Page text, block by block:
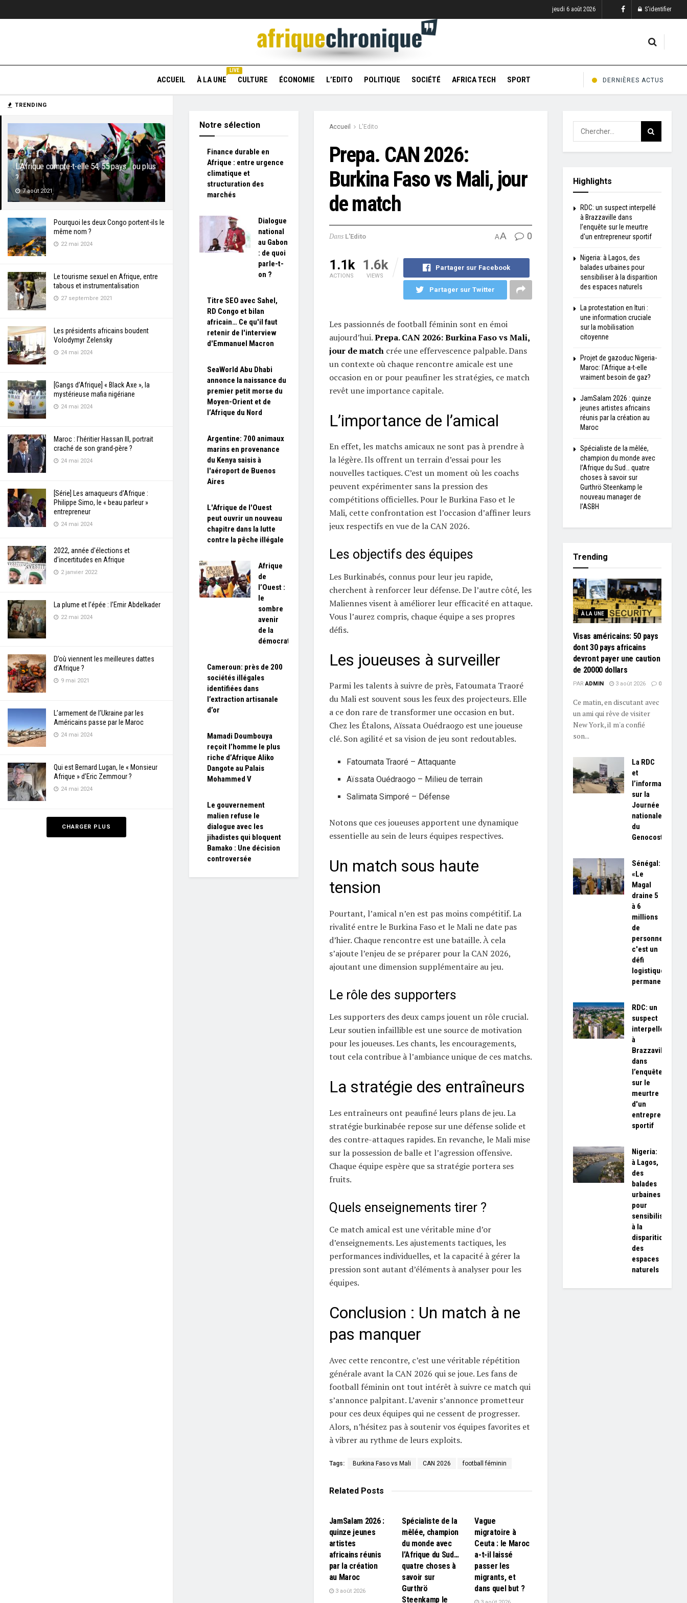
TRENDING
L’Afrique compte-t-elle 54, 55 pays… ou plus
?
7 août 2021
Pourquoi les deux Congo portent-ils le
même nom ?
22 mai 2024
Le tourisme sexuel en Afrique, entre
tabous et instrumentalisation
27 septembre 2021
Les présidents africains boudent
Volodymyr Zelensky
24 mai 2024
[Gangs d’Afrique] « Black Axe », la
mystérieuse mafia nigériane
24 mai 2024
Maroc : l’héritier Hassan III, portrait
craché de son grand-père ?
24 mai 2024
[Série] Les arnaqueurs d’Afrique :
Philippe Simo, le « beau parleur »
entrepreneur
24 mai 2024
2022, année d’élections et
d’incertitudes en Afrique
2 janvier 2022
La plume et l’épée : l’Emir Abdelkader
22 mai 2024
D’où viennent les meilleures dattes
d’Afrique ?
9 mai 2021
L’armement de l’Ukraine par les
Américains passe par le Maroc
24 mai 2024
Qui est Bernard Lugan, le « Monsieur
Afrique » d’Eric Zemmour ?
24 mai 2024
CHARGER PLUS
jeudi 6 août 2026 S'identifier
ACCUEIL À LA UNE
LIVE
CULTURE ÉCONOMIE L’EDITO POLITIQUE SOCIÉTÉ AFRICA TECH SPORT DERNIÈRES ACTUS
Accueil L'Edito
Prepa. CAN 2026:
Burkina Faso vs Mali, jour
de match
Dans L'Edito AA 0
1.1k
ACTIONS
1.6k
VIEWS
Partager sur Facebook
Partager sur Twitter
Les passionnés de football féminin sont en émoi
aujourd’hui.Prepa. CAN 2026: Burkina Faso vs Mali,
jour de matchcrée une effervescence palpable. Dans
un contexte où chaque rencontre amicale est une
occasion en or pour peaufiner les stratégies, ce match
revêt une importance capitale.
L’importance de l’amical
En effet, les matchs amicaux ne sont pas à prendre à
la légère. Ils offrent un terrain d’essai pour les
nouvelles tactiques. C’est un moment où les coachs
peuvent expérimenter sans la pression des
compétitions officielles. Pour le Burkina Faso et le
Mali, cette confrontation est l’occasion d’affiner leurs
jeux respectifs en vue de la CAN 2026.
Les objectifs des équipes
Les Burkinabés, connus pour leur jeu rapide,
cherchent à renforcer leur défense. De l’autre côté, les
Maliennes visent à améliorer leur efficacité en attaque.
Vous l’aurez compris, chaque équipe a ses propres
défis.
Les joueuses à surveiller
Parmi les talents à suivre de près, Fatoumata Traoré
du Mali est souvent sous les feux des projecteurs. Elle
a ce don rare de transformer une occasion en but.
Chez les Étalons, Aïssata Ouédraogo est une joueuse
clé. Son agilité et sa vision de jeu sont redoutables.
Fatoumata Traoré – Attaquante
Aïssata Ouédraogo – Milieu de terrain
Salimata Simporé – Défense
Notons que ces joueuses apportent une dynamique
essentielle au sein de leurs équipes respectives.
Un match sous haute
tension
Pourtant, l’amical n’en est pas moins compétitif. La
rivalité entre le Burkina Faso et le Mali ne date pas
d’hier. Chaque rencontre est une bataille. À cela
s’ajoute l’enjeu de se préparer pour la CAN 2026,
ajoutant une dimension supplémentaire au jeu.
Le rôle des supporters
Les supporters des deux camps jouent un rôle crucial.
Leur soutien infaillible est une source de motivation
pour les joueuses. Les chants, les encouragements,
tout cela contribue à l’ambiance unique de ces matchs.
La stratégie des entraîneurs
Les entraîneurs ont peaufiné leurs plans de jeu. La
stratégie burkinabée repose sur une défense solide et
des contre-attaques rapides. En revanche, le Mali mise
sur la possession de balle et l’agression offensive.
Chaque équipe espère que sa stratégie portera ses
fruits.
Quels enseignements tirer ?
Ce match amical est une véritable mine d’or
d’enseignements. Les ajustements tactiques, les
performances individuelles, et la capacité à gérer la
pression sont autant d’éléments à analyser pour les
équipes.
Conclusion : Un match à ne
pas manquer
Avec cette rencontre, c’est une véritable répétition
générale avant la CAN 2026 qui se joue. Les fans de
football féminin ont tout intérêt à suivre ce match qui
s’annonce palpitant. L’avenir s’annonce prometteur
pour ces deux équipes qui ne cessent de progresser.
Alors, n’hésitez pas à soutenir vos équipes favorites et
à vibrer au rythme de leurs exploits.
Tags: Burkina Faso vs Mali CAN 2026 football féminin
RelatedPosts
JamSalam 2026 :
quinze jeunes
artistes
africains réunis
par la création
au Maroc
3 août 2026
Spécialiste de la
mêlée, champion
du monde avec
l’Afrique du Sud…
quatre choses à
savoir sur
Gurthrö
Steenkamp le
Vague
migratoire à
Ceuta : le Maroc
a-t-il laissé
passer les
migrants, et
dans quel but ?
Notre sélection
Finance durable en
Afrique : entre urgence
climatique et
structuration des
marchés
Dialogue
national
au Gabon
: de quoi
parle-t-
on ?
Titre SEO avec Sahel,
RD Congo et bilan
africain… Ce qu'il faut
retenir de l'interview
d'Emmanuel Macron
SeaWorld Abu Dhabi
annonce la naissance du
premier petit morse du
Moyen-Orient et de
l’Afrique du Nord
Argentine: 700 animaux
marins en provenance
du Kenya saisis à
l'aéroport de Buenos
Aires
L'Afrique de l'Ouest
peut ouvrir un nouveau
chapitre dans la lutte
contre la pêche illégale
Afrique
de
l’Ouest :
le
sombre
avenir
de la
démocratie
Cameroun: près de 200
sociétés illégales
identifiées dans
l’extraction artisanale
d’or
Mamadi Doumbouya
reçoit l’homme le plus
riche d’Afrique Aliko
Dangote au Palais
Mohammed V
Le gouvernement
malien refuse le
dialogue avec les
jihadistes qui bloquent
Bamako : Une décision
controversée
Highlights
RDC: un suspect interpellé
à Brazzaville dans
l’enquête sur le meurtre
d'un entrepreneur sportif
Nigeria: à Lagos, des
balades urbaines pour
sensibiliser à la disparition
des espaces naturels
La protestation en Ituri :
une information cruciale
sur la mobilisation
citoyenne
Projet de gazoduc Nigeria-
Maroc: l'Afrique a-t-elle
vraiment besoin de gaz?
JamSalam 2026 : quinze
jeunes artistes africains
réunis par la création au
Maroc
Spécialiste de la mêlée,
champion du monde avec
l’Afrique du Sud… quatre
choses à savoir sur
Gurthrö Steenkamp le
nouveau manager de
l’ASBH
Trending
À LA UNE
Visas américains: 50 pays
dont 30 pays africains
devront payer une caution
de 20000 dollars
PAR ADMIN 3 août 2026 0
Ce matin, en discutant avec
un ami qui rêve de visiter
New York, il m'a confié
son...
La RDC
et
l’information
sur la
Journée
nationale
du
Genocost
Sénégal:
«Le
Magal
draine 5
à 6
millions
de
personnes,
c'est un
défi
logistique
permanent»
RDC: un
suspect
interpellé
à
Brazzaville
dans
l’enquête
sur le
meurtre
d'un
entrepreneur
sportif
Nigeria:
à Lagos,
des
balades
urbaines
pour
sensibiliser
à la
disparition
des
espaces
naturels